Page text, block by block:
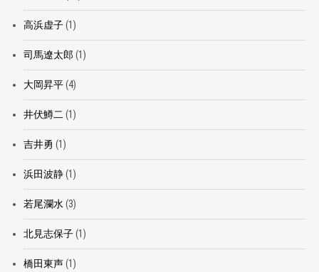
高浜虚子(1)
司馬遼太郎 (1)
大岡昇平(4)
井伏鱒二 (1)
吉井勇 (1)
浜田波静(1)
若尾瀾水 (3)
北見志保子(1)
橋田東声(1)